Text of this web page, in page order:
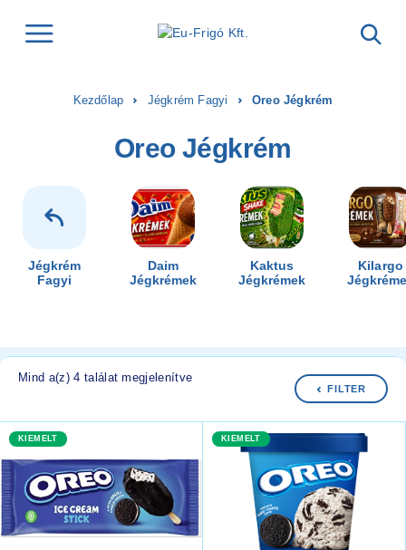
Kezdőlap Jégkrém Fagyi Oreo Jégkrém
Oreo Jégkrém
Jégkrém
Fagyi
Daim
Jégkrémek
Kaktus
Jégkrémek
Kilargo
Mind a(z) 4 találat megjelenítve
FILTER
KIEMELT KIEMELT